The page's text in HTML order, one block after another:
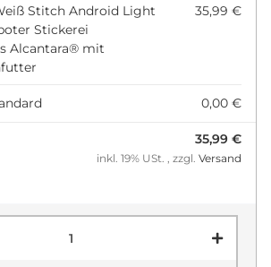
Stitch Android Light
Stickerei
Alcantara® mit
35,99 €
0,00 €
35,99 €
inkl. 19% USt. , zzgl. Versand